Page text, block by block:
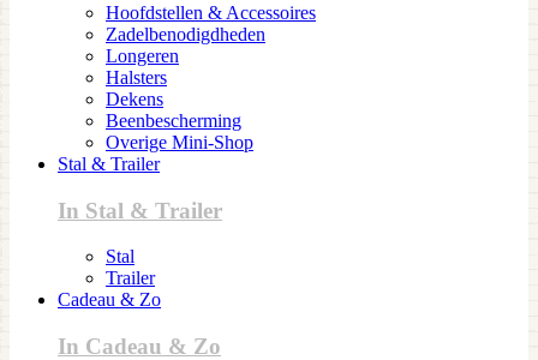
Hoofdstellen & Accessoires
Zadelbenodigdheden
Longeren
Halsters
Dekens
Beenbescherming
Overige Mini-Shop
Stal & Trailer
In Stal & Trailer
Stal
Trailer
Cadeau & Zo
In Cadeau & Zo